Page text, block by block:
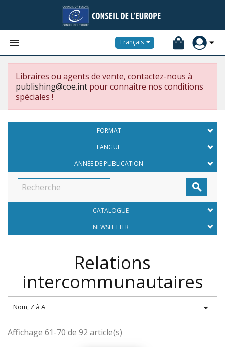
 Français
Libraires ou agents de vente, contactez-nous à
publishing@coe.int pour connaître nos conditions
spéciales !
FORMAT
LANGUE
ANNÉE DE PUBLICATION

CATALOGUE
NEWSLETTER
Relations
intercommunautaires
Nom, Z à A 
Affichage 61-70 de 92 article(s)